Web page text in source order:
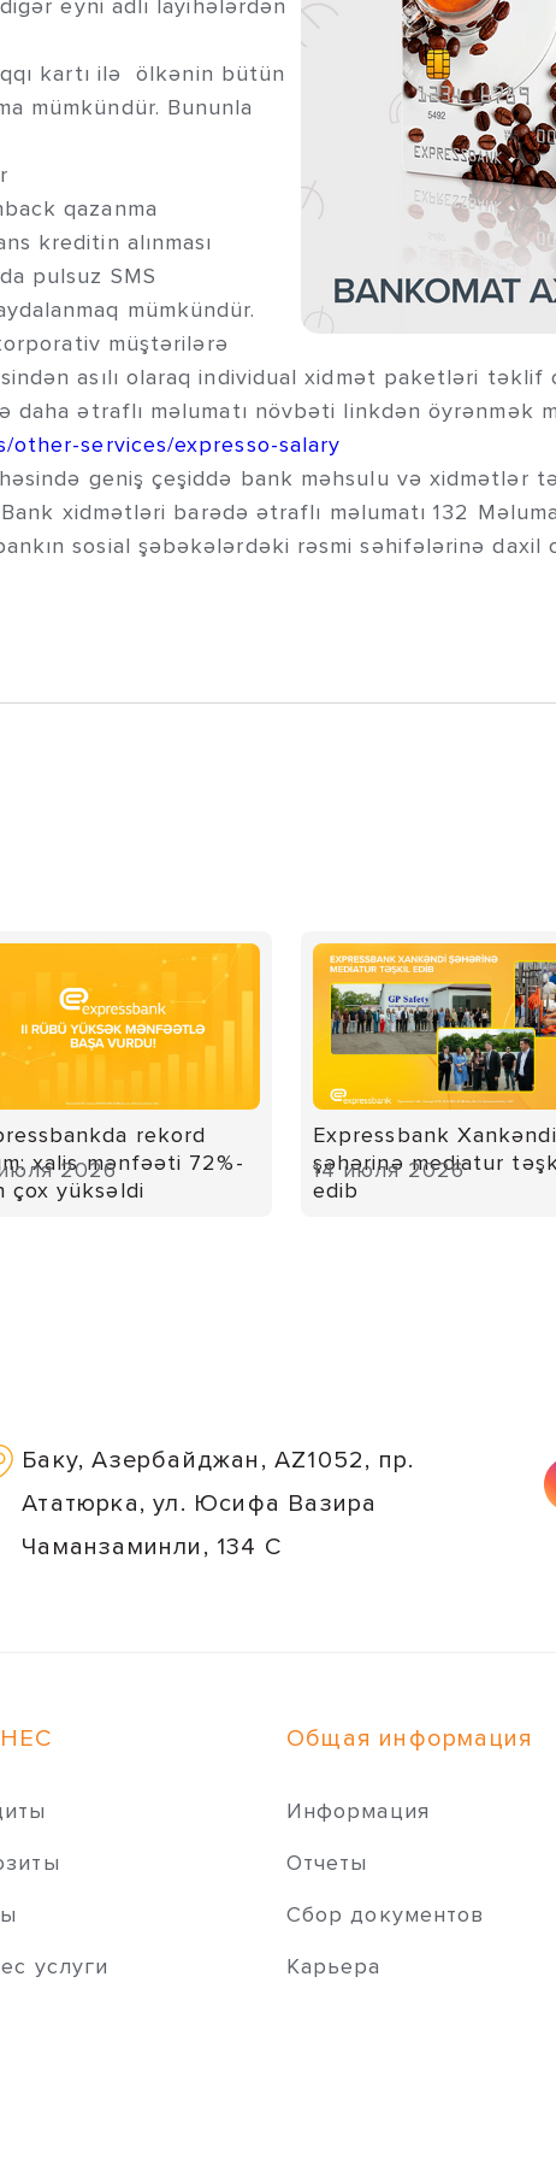
eyni adlı layihələrdən
kartı ilə ölkənin bütün
mümkündür. Bununla
qazanma
kreditin alınması
pulsuz SMS
mümkündür.
müştərilərə
asılı olaraq individual xidmət paketləri təklif
daha ətraflı məlumatı növbəti linkdən öyrənmək
other-services/expresso-salary
geniş çeşiddə bank məhsulu və xidmətlər
xidmətləri barədə ətraflı məlumatı 132
sosial şəbəkələrdəki rəsmi səhifələrinə daxil
rekord
xalis mənfəəti 72%-
çox yüksəldi
2026
Expressbank Xankəndi
şəhərinə mediatur
edib
14 июля 2026
Баку, Азербайджан, AZ1052, пр.
Ататюрка, ул. Юсифа Вазира
Чаманзаминли, 134 C
услуги
Общая информация
Информация
Отчеты
Сбор документов
Карьера